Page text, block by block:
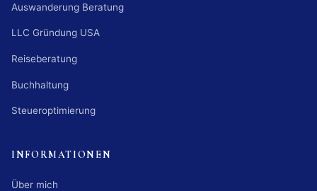
Auswanderung Beratung
LLC Gründung USA
Reiseberatung
Buchhaltung
Steueroptimierung
INFORMATIONEN
Über mich